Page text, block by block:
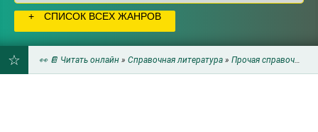
СПИСОК ВСЕХ ЖАНРОВ
👀 📔 Читать онлайн » Справочная литература » Прочая справочная литература